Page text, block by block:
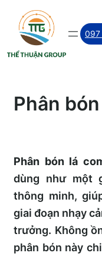
Skip
content
097
Phân
Phân bón lá
dùng như một
thông minh,
giai đoạn nhạy
trưởng. Không
phân bón này